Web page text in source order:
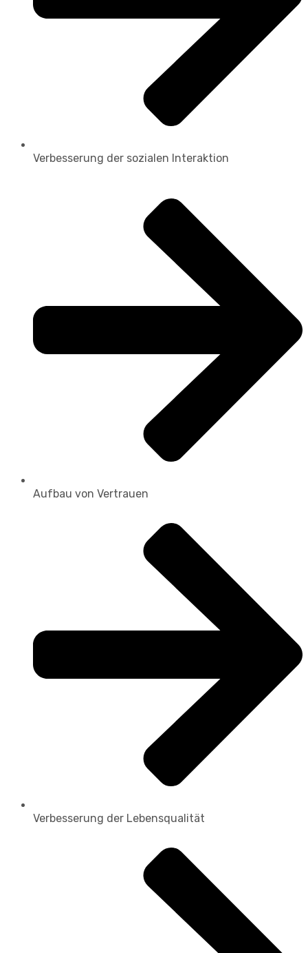
Verbesserung der sozialen Interaktion
Aufbau von Vertrauen
Verbesserung der Lebensqualität